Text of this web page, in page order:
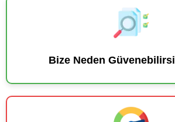
Bize Neden